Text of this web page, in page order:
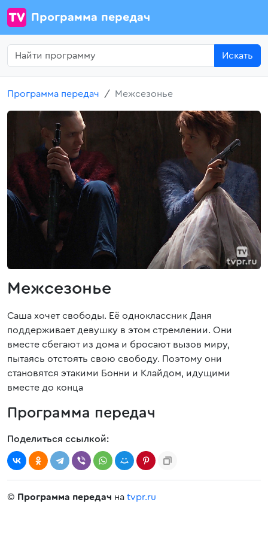
Программа передач
Искать
Программа передач Межсезонье
Межсезонье
Саша хочет свободы. Её одноклассник Даня
поддерживает девушку в этом стремлении. Они
вместе сбегают из дома и бросают вызов миру,
пытаясь отстоять свою свободу. Поэтому они
становятся этакими Бонни и Клайдом, идущими
вместе до конца
Программа передач
Поделиться ссылкой:
© Программа передач на tvpr.ru